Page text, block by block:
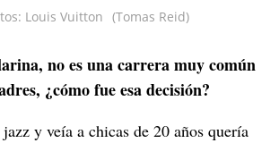
Louis Vuitton (Tomas Reid)
no es una carrera muy común
¿cómo fue esa decisión?
y veía a chicas de 20 años quería